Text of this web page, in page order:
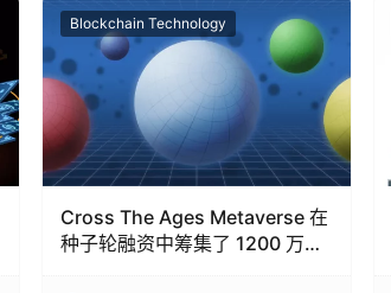
Blockchain Technology
Cross The Ages Metaverse 在
种子轮融资中筹集了 1200 万美